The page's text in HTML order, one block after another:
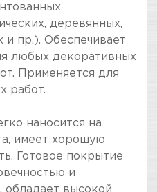
деревянных,
и пр.). Обеспечивает
любых декоративных
Применяется для
работ.
наносится на
имеет хорошую
Готовое покрытие
и
обладает высокой